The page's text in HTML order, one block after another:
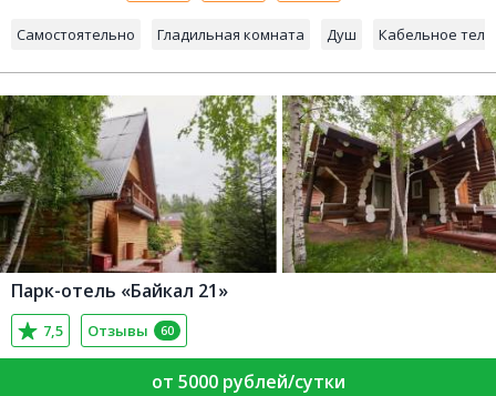
Самостоятельно Гладильная комната Душ Кабельное
Парк-отель «Байкал 21»
7,5 Отзывы 60
от 5000 рублей/сутки